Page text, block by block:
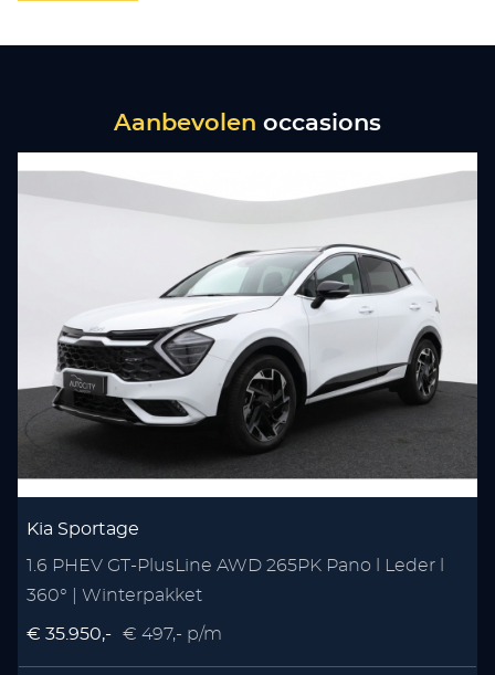
Aanbevolen occasions
Kia Sportage
1.6 PHEV GT-PlusLine AWD 265PK Pano l Leder l
360° | Winterpakket
€ 35.950,- € 497,- p/m